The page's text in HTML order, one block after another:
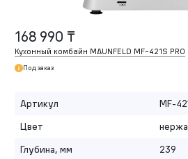
168 990 ₸
Кухонный комбайн MAUNFELD MF-421S PRO
Под заказ
Артикул
MF-
Цвет
Глубина, мм
239